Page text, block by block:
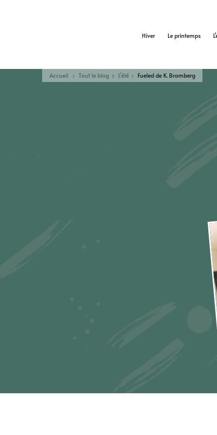
Hiver Le printemps
Accueil Tout le blog L'été Fueled de K. Bromberg